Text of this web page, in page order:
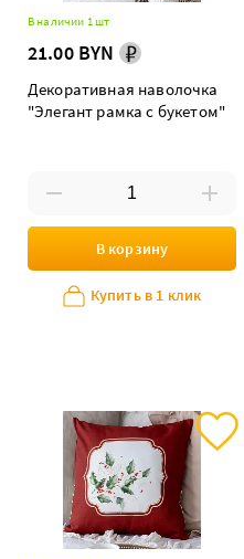
В наличии 1 шт
21.00 BYN
Декоративная наволочка
"Элегант рамка с букетом"
В корзину
Купить в 1 клик